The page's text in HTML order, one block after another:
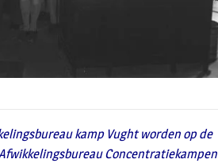
kamp Vught worden op de
Concentratiekampen